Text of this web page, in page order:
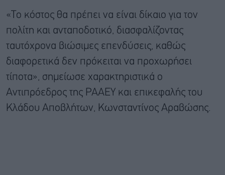
«Το κόστος θα πρέπει να είναι δίκαιο για τον
πολίτη και ανταποδοτικό, διασφαλίζοντας
ταυτόχρονα βιώσιμες επενδύσεις, καθώς
διαφορετικά δεν πρόκειται να προχωρήσει
τίποτα», σημείωσε χαρακτηριστικά ο
Αντιπρόεδρος της ΡΑΑΕΥ και επικεφαλής του
Κλάδου Αποβλήτων, Κωνσταντίνος Αραβώσης.